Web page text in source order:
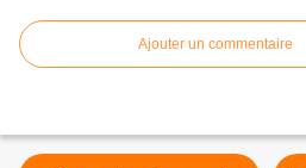
Ajouter un commentaire